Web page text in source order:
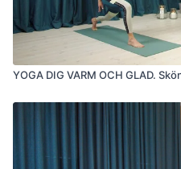
YOGA DIG VARM OCH GLAD.